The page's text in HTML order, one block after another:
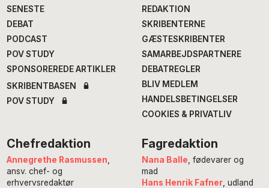
SENESTE
DEBAT
PODCAST
POV STUDY
SPONSOREREDE ARTIKLER
SKRIBENTBASEN
POV STUDY
REDAKTION
SKRIBENTERNE
GÆSTESKRIBENTER
SAMARBEJDSPARTNERE
DEBATREGLER
BLIV MEDLEM
HANDELSBETINGELSER
COOKIES & PRIVATLIV
Chefredaktion
Annegrethe Rasmussen
ansv. chef- og
erhvervsredaktør
Fagredaktion
Nana Balle , fødevarer og
mad
Hans Henrik Fafner, udland